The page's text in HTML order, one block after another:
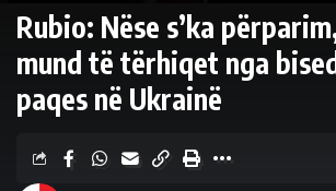
Rubio: Nëse s’ka
mund të tërhiqet nga
paqes në Ukrainë